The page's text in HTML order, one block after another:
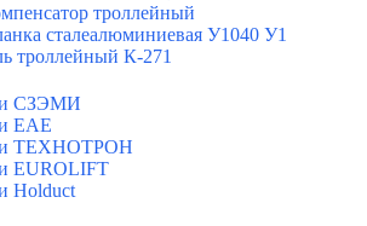
троллейный
сталеалюминиевая У1040 У1
троллейный К-271
СЗЭМИ
EAE
ТЕХНОТРОН
EUROLIFT
Holduct